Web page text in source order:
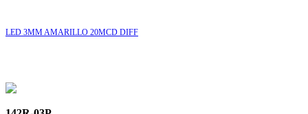
LED 3MM AMARILLO 20MCD DIFF